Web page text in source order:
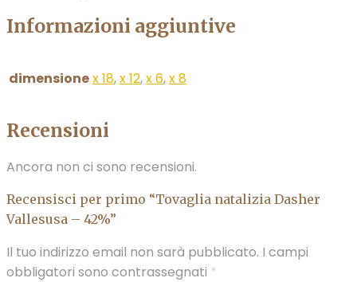
Informazioni aggiuntive
dimensionex 18,x 12,x 6,x 8
Recensioni
Ancora non ci sono recensioni.
Recensisci per primo “Tovaglia natalizia Dasher
Vallesusa – 42%”
Il tuo indirizzo email non sarà pubblicato. I campi
obbligatori sono contrassegnati *